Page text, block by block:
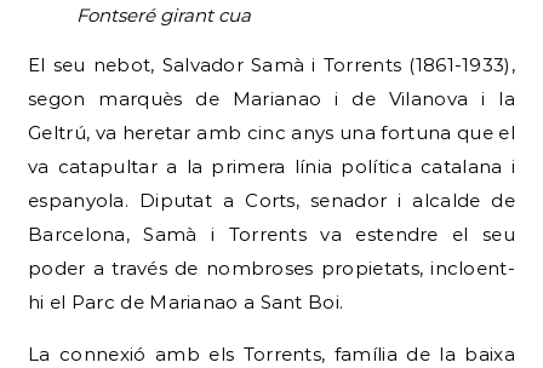
Fontseré girant cua
El seu nebot, Salvador Samà i Torrents (1861-1933),
segon marquès de Marianao i de Vilanova i la
Geltrú, va heretar amb cinc anys una fortuna que el
va catapultar a la primera línia política catalana i
espanyola. Diputat a Corts, senador i alcalde de
Barcelona, Samà i Torrents va estendre el seu
poder a través de nombroses propietats, incloent-
hi el Parc de Marianao a Sant Boi.
La connexió amb els Torrents, família de la baixa